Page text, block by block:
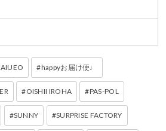
AIUEO happyお届け便♩
OISHII IROHA PAS-POL
SUNNY SURPRISE FACTORY